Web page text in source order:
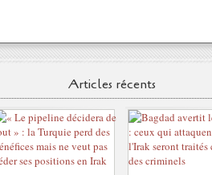
Articles récents